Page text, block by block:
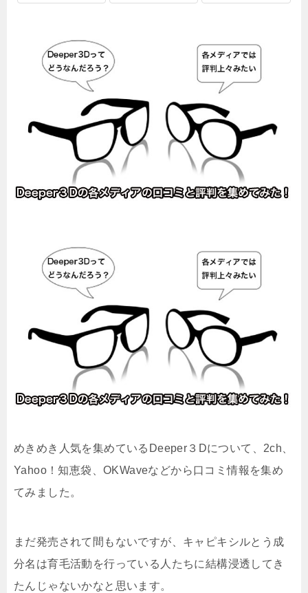
めきめき人気を集めているDeeper３Dについて、 2ch、
Yahoo！知恵袋、OKWaveなどから口コミ情報を集め
てみました。
まだ発売されて間もないですが、キャピキシルとう成
分名は育毛活動を行っている人たちに結構浸透してき
たんじゃないかなと思います。